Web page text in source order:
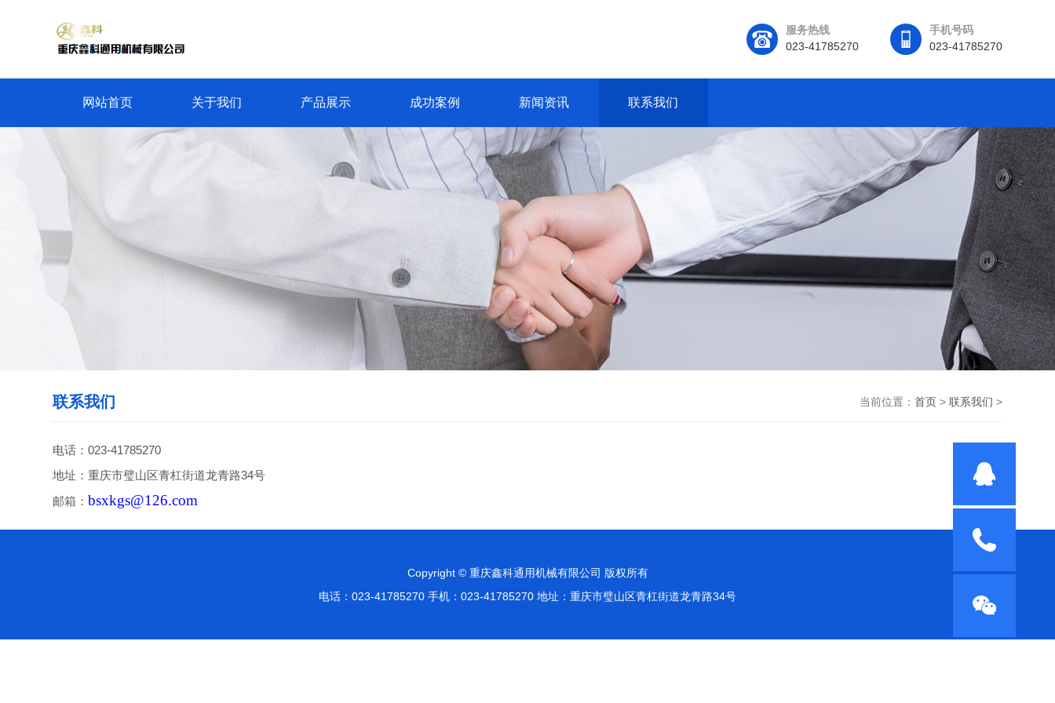
服务热线
023-41785270
手机号码
023-41785270
网站首页 关于我们 产品展示 成功案例 新闻资讯 联系我们
联系我们 当前位置： 首页> 联系我们 >
电话：023-41785270
地址：重庆市璧山区青杠街道龙青路34号
邮箱： bsxkgs@126.com
Copyright © 重庆鑫科通用机械有限公司 版权所有
电话：023-41785270 手机：023-41785270 地址：重庆市璧山区青杠街道龙青路34号